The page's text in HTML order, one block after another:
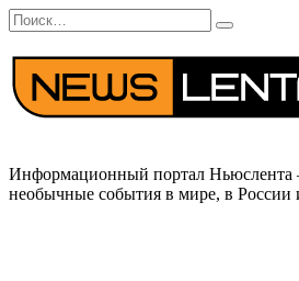
Перейти
к
содержанию
Search
for:
Информационный портал Ньюслента
необычные события в мире, в России